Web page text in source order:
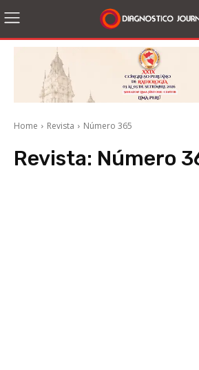
Home Revista Número 365
Revista: Número